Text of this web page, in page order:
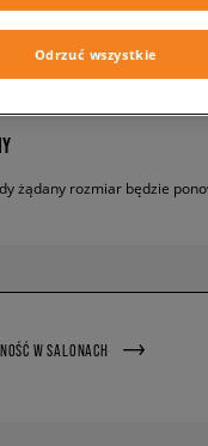
żądany rozmiar będzie
W SALONACH
Odrzuć wszystkie